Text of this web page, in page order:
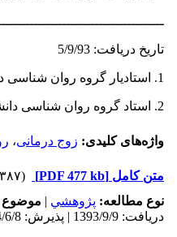
تاریخ دریافت: 5/9/93 تاریخ پذیرش: 8/6/94
1. استادیار گروه روان شناسی دانشگاه فرهنگیان
2. استاد گروه روان شناسی دانشگاه خوارزمی
واژه‌های کلیدی: زوج ­درمانی،
متن کامل [PDF 477 kb]
(۲۳۸۷ دریافت)
نوع مطالعه: پژوهشي | موضوع
دریافت: 1393/9/9 | پذیرش: 1394/6/8 | انتشار: 1395/10/27